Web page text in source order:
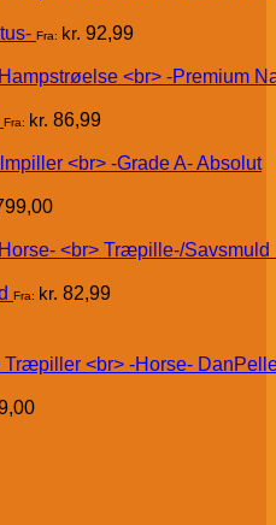
Fra: kr. 92,99
Fra: kr. 86,99
Absolut
Fra: kr. 82,99